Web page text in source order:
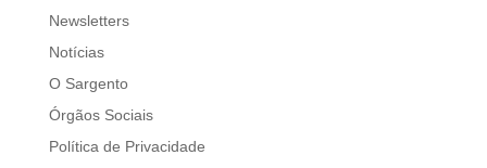
Newsletters
Notícias
O Sargento
Órgãos Sociais
Política de Privacidade